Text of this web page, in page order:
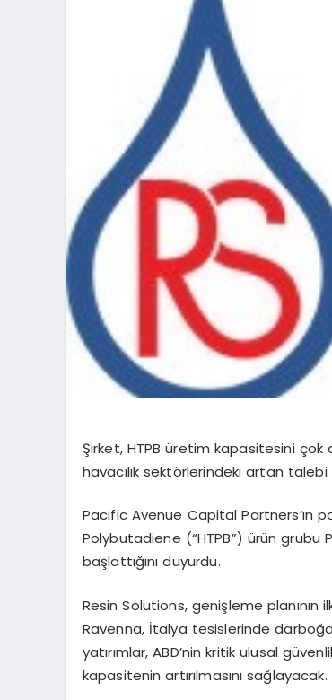
Şirket, HTPB üretim kapasitesini çok
havacılık sektörlerindeki artan talebi
Pacific Avenue Capital Partners’ın
Polybutadiene (“HTPB”) ürün
başlattığını duyurdu.
Resin Solutions, genişleme planının
Ravenna, İtalya tesislerinde
yatırımlar, ABD’nin kritik ulusal
kapasitenin artırılmasını sağlayacak.